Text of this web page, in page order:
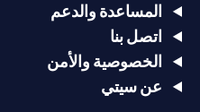
المساعدة والدعم
اتصل بنا
الخصوصية والأمن
عن سيتي